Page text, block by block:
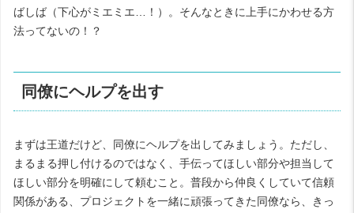
ばしば（下心がミエミエ…！）。そんなときに上手にかわせる方
法ってないの！？
同僚にヘルプを出す
まずは王道だけど、同僚にヘルプを出してみましょう。ただし、
まるまる押し付けるのではなく、手伝ってほしい部分や担当して
ほしい部分を明確にして頼むこと。普段から仲良くしていて信頼
関係がある、プロジェクトを一緒に頑張ってきた同僚なら、きっ